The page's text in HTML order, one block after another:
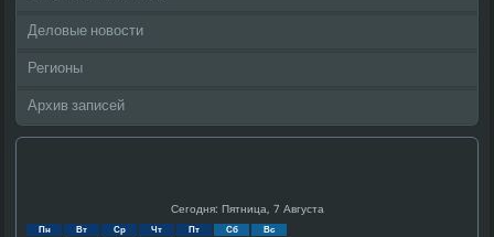
Деловые новости
Регионы
Архив записей
Сегодня: Пятница, 7 Августа
Пн Вт Ср Чт Пт Сб Вс